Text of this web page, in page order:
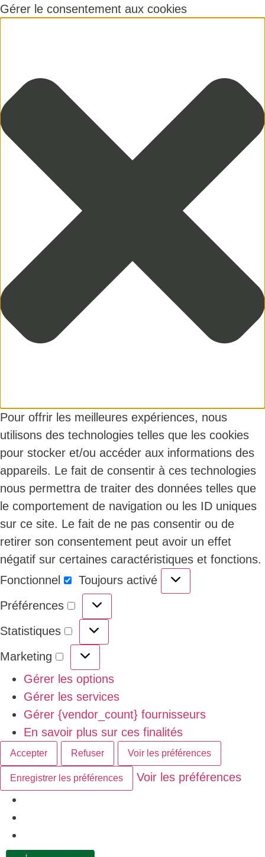
Gérer le consentement aux cookies
Pour offrir les meilleures expériences, nous
utilisons des technologies telles que les cookies
pour stocker et/ou accéder aux informations des
appareils. Le fait de consentir à ces technologies
nous permettra de traiter des données telles que
le comportement de navigation ou les ID uniques
sur ce site. Le fait de ne pas consentir ou de
retirer son consentement peut avoir un effet
négatif sur certaines caractéristiques et fonctions.
Fonctionnel
Toujours activé
Préférences
Statistiques
Marketing
Gérer les options
Gérer les services
Gérer {vendor_count} fournisseurs
En savoir plus sur ces finalités
Accepter Refuser Voir les préférences
Enregistrer les préférences Voir les préférences